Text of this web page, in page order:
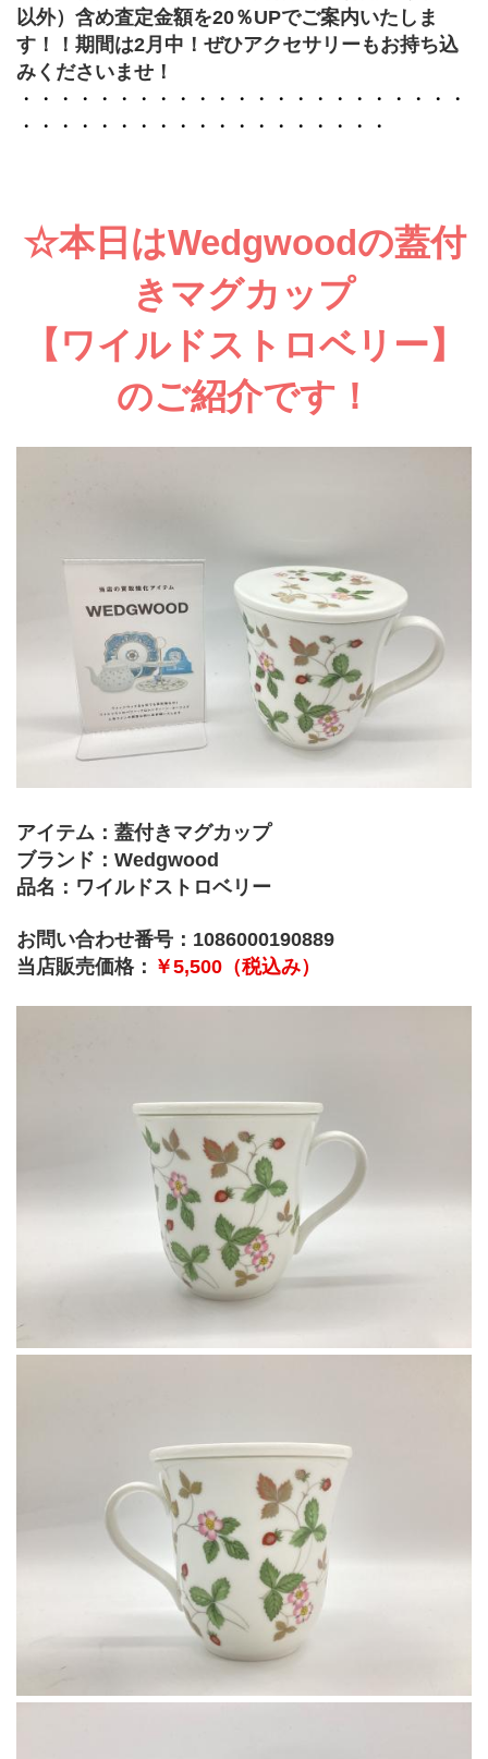
以外）含め査定金額を20％UPでご案内いたしま
す！！期間は2月中！ぜひアクセサリーもお持ち込
みくださいませ！
・・・・・・・・・・・・・・・・・・・・・・・
・・・・・・・・・・・・・・・・・・・
☆本日はWedgwoodの蓋付
きマグカップ
【ワイルドストロベリー】
のご紹介です！
アイテム：蓋付きマグカップ
ブランド：Wedgwood
品名：ワイルドストロベリー
お問い合わせ番号：1086000190889
当店販売価格： ￥5,500（税込み）